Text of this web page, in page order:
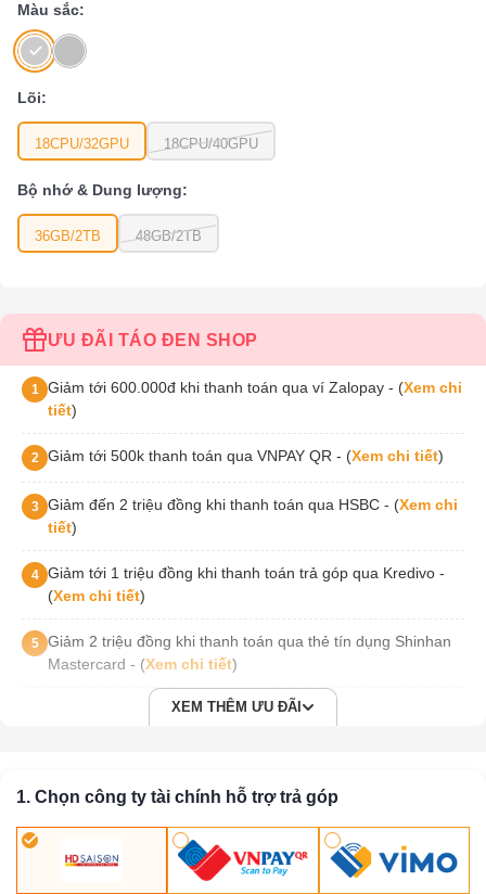
Màu sắc:
Lõi:
18CPU/32GPU 18CPU/40GPU
Bộ nhớ & Dung lượng:
36GB/2TB 48GB/2TB
ƯU ĐÃI TÁO ĐEN SHOP
1 Giảm tới 600.000đ khi thanh toán qua ví Zalopay - (Xem chi
tiết)
2 Giảm tới 500k thanh toán qua VNPAY QR - (Xem chi tiết)
3 Giảm đến 2 triệu đồng khi thanh toán qua HSBC - (Xem chi
tiết)
4
Giảm tới 1 triệu đồng khi thanh toán trả góp qua Kredivo -
(Xem chi tiết)
5
Giảm 2 triệu đồng khi thanh toán qua thẻ tín dụng Shinhan
Mastercard - (Xem chi tiết)
XEM THÊM ƯU ĐÃI
1. Chọn công ty tài chính hỗ trợ trả góp